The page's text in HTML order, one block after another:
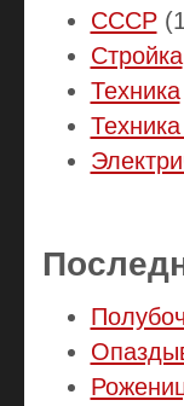
СССР
Стройка
Техника